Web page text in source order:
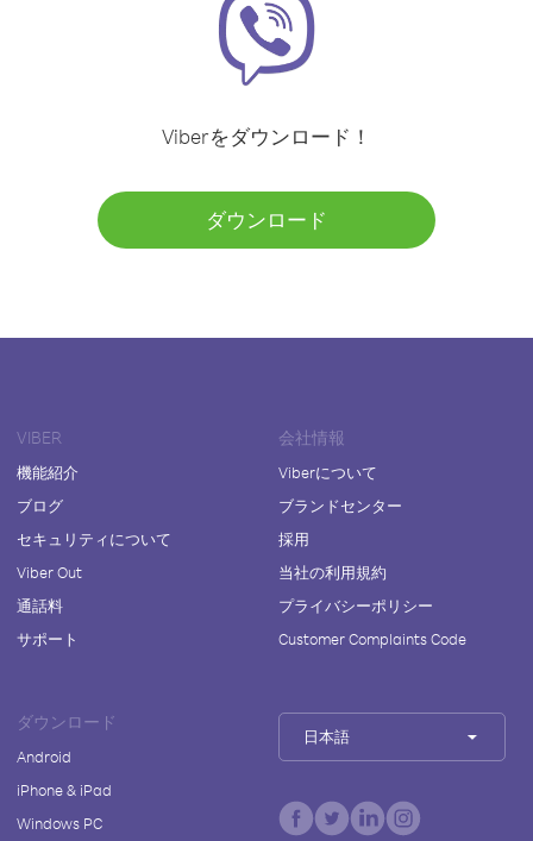
Viberをダウンロード！
ダウンロード
VIBER
機能紹介
ブログ
セキュリティについて
Viber Out
通話料
サポート
会社情報
Viberについて
ブランドセンター
採用
当社の利用規約
プライバシーポリシー
Customer Complaints Code
ダウンロード
Android
iPhone & iPad
Windows PC
日本語